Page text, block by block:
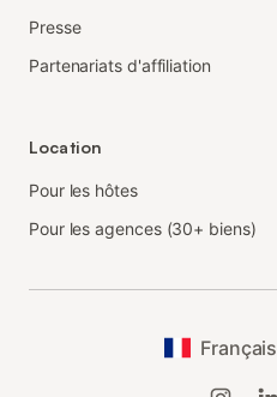
Presse
Partenariats d'affiliation
Location
Pour les hôtes
Pour les agences (30+ biens)
Français